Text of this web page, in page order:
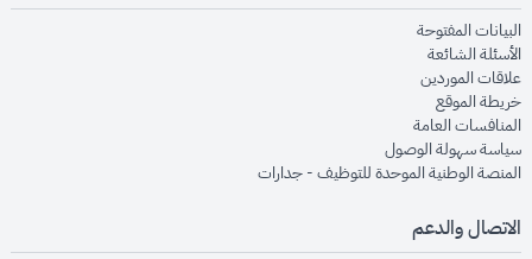
البيانات المفتوحةopens in new window
الأسئلة الشائعةopens in new window
علاقات الموردينopens in new window
خريطة الموقعopens in new window
المنافسات العامةopens in new window
سياسة سهولة الوصولopens in new window
المنصة الوطنية الموحدة للتوظيف - جداراتopens in new window
الاتصال والدعم